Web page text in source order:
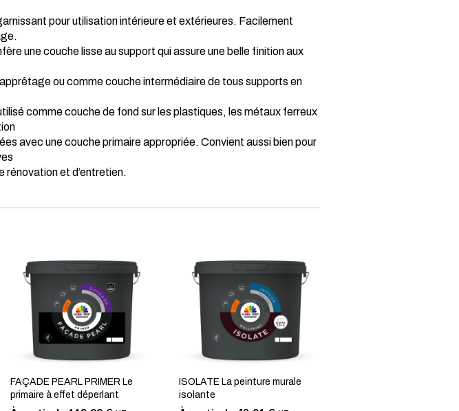
pour utilisation intérieure et extérieures. Facilement
une couche lisse au support qui assure une belle finition aux
ou comme couche intermédiaire de tous supports en
comme couche de fond sur les plastiques, les métaux ferreux
avec une couche primaire appropriée. Convient aussi bien pour
rénovation et d’entretien.
FAÇADE PEARL PRIMER Le
primaire à effet déperlant
ISOLATE La peinture murale
isolante